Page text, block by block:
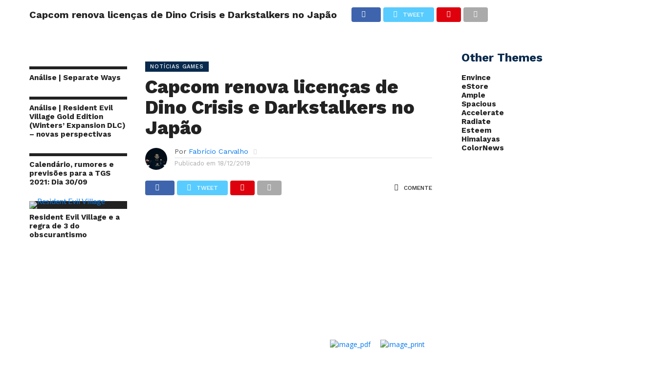
COBERTURA DE EVENTOS CRÍTICAS NOTÍCIAS
Capcom renova licenças de Dino Crisis e Darkstalkers no Japão TWEET
Análise | Separate Ways
Análise | Resident Evil
Village Gold Edition
(Winters’ Expansion DLC)
– novas perspectivas
Calendário, rumores e
previsões para a TGS
2021: Dia 30/09
Resident Evil Village e a
regra de 3 do
obscurantismo
NOTÍCIAS GAMES
Capcom renova licenças de
Dino Crisis e Darkstalkers no
Japão
Por Fabrício Carvalho
Publicado em 18/12/2019
TWEET COMENTE
Other Themes
Envince
eStore
Ample
Spacious
Accelerate
Radiate
Esteem
Himalayas
ColorNews